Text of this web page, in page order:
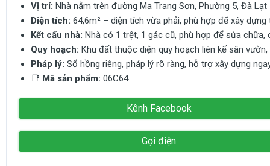
Vị trí: Nhà nằm trên đường Ma Trang Sơn, Phường 5, Đà
Diện tích: 64,6m² – diện tích vừa phải, phù hợp để xây
Kết cấu nhà: Nhà có 1 trệt, 1 gác cũ, phù hợp để sửa
Quy hoạch: Khu đất thuộc diện quy hoạch liên kế sân
Pháp lý: Sổ hồng riêng, pháp lý rõ ràng, hỗ trợ xây dựng
📑 Mã sản phẩm: 06C64
Kênh Facebook
Gọi điện